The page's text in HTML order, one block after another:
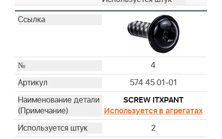
4
574 45 01-01
SCREW ITXPANT
Используется в агрегатах
2